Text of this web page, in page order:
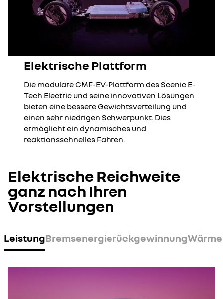
Elektrische Plattform
Die modulare CMF-EV-Plattform des Scenic E-
Tech Electric und seine innovativen Lösungen
bieten eine bessere Gewichtsverteilung und
einen sehr niedrigen Schwerpunkt. Dies
ermöglicht ein dynamisches und
reaktionsschnelles Fahren.
Elektrische Reichweite
ganz nach Ihren
Vorstellungen
LeistungBremsenergierückgewinnung